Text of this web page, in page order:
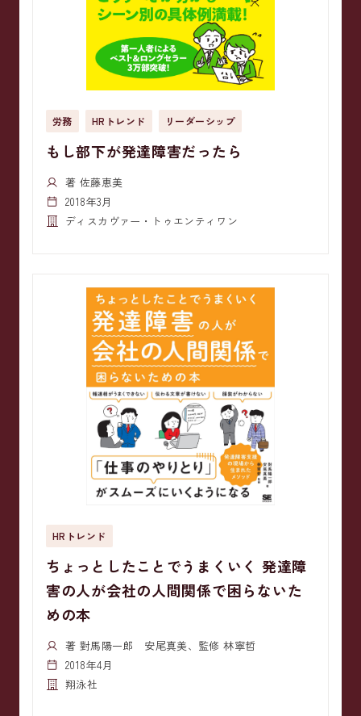
労務 HRトレンド リーダーシップ
もし部下が発達障害だったら
著 佐藤恵美
2018年3月
ディスカヴァー・トゥエンティワン
HRトレンド
ちょっとしたことでうまくいく 発達障
害の人が会社の人間関係で困らないた
めの本
著 對馬陽一郎 安尾真美、監修 林寧哲
2018年4月
翔泳社